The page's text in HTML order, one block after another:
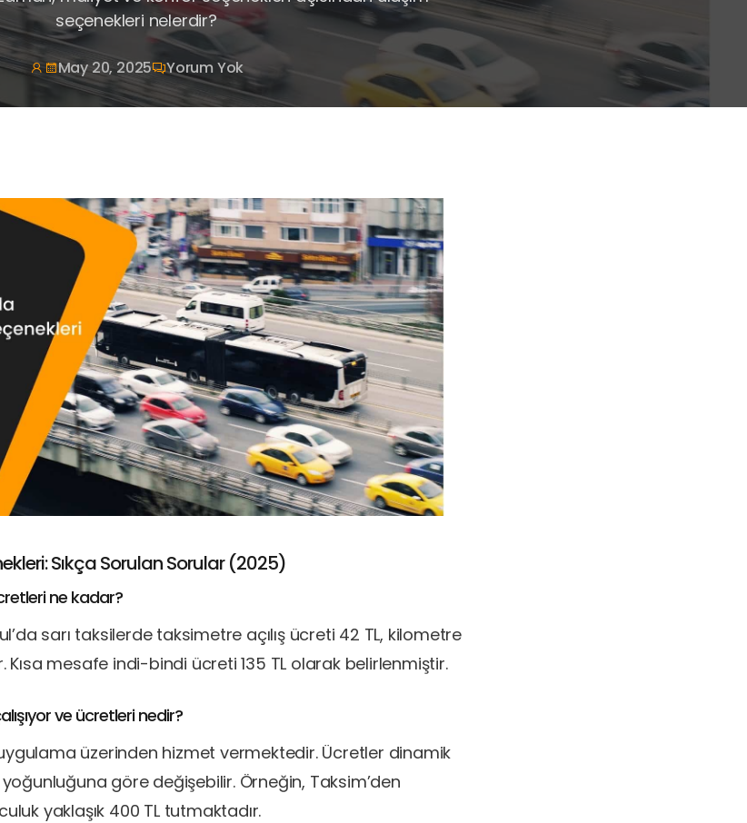
seçenekleri nelerdir?
May 20, 2025 Yorum Yok
Sıkça Sorulan Sorular (2025)
ne kadar?
sarı taksilerde taksimetre açılış ücreti 42 TL, kilometre
Kısa mesafe indi-bindi ücreti 135 TL olarak belirlenmiştir.
ve ücretleri nedir?
üzerinden hizmet vermektedir. Ücretler dinamik
göre değişebilir. Örneğin, Taksim’den
yaklaşık 400 TL tutmaktadır.